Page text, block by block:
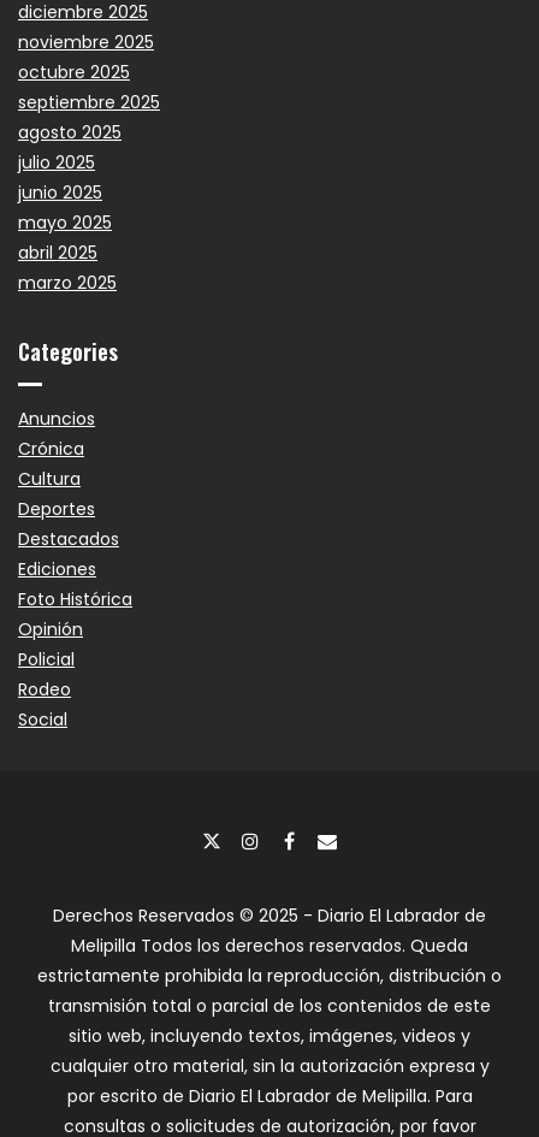
diciembre 2025
noviembre 2025
octubre 2025
septiembre 2025
agosto 2025
julio 2025
junio 2025
mayo 2025
abril 2025
marzo 2025
Categories
Anuncios
Crónica
Cultura
Deportes
Destacados
Ediciones
Foto Histórica
Opinión
Policial
Rodeo
Social
Derechos Reservados © 2025 - Diario El Labrador de
Melipilla Todos los derechos reservados. Queda
estrictamente prohibida la reproducción, distribución o
transmisión total o parcial de los contenidos de este
sitio web, incluyendo textos, imágenes, videos y
cualquier otro material, sin la autorización expresa y
por escrito de Diario El Labrador de Melipilla. Para
consultas o solicitudes de autorización, por favor